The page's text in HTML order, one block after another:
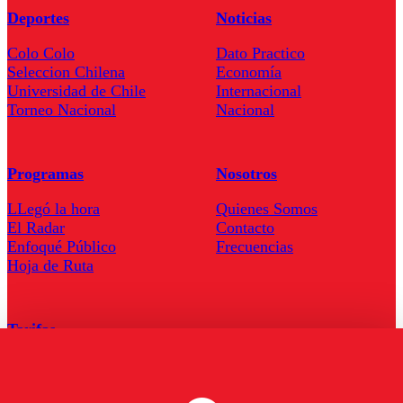
Deportes
Colo Colo
Seleccion Chilena
Universidad de Chile
Torneo Nacional
Noticias
Dato Practico
Economía
Internacional
Nacional
Programas
LLegó la hora
El Radar
Enfoqué Público
Hoja de Ruta
Nosotros
Quienes Somos
Contacto
Frecuencias
Tarifas